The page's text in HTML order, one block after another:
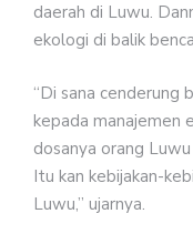
daerah di Luwu.
ekologi di balik
“Di sana cenderung
kepada manajemen
dosanya orang
Itu kan kebijakan-
Luwu,” ujarnya.